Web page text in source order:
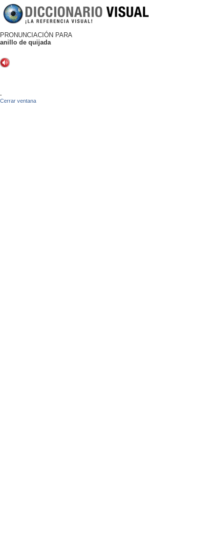
PRONUNCIACIÓN PARA
anillo de quijada
-
Cerrar ventana